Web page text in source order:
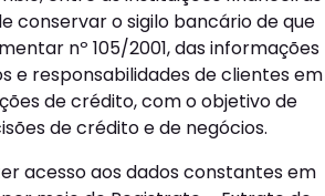
conservar o sigilo bancário de que
nº 105/2001, das informações
e responsabilidades de clientes em
de crédito, com o objetivo de
de crédito e de negócios.
acesso aos dados constantes em